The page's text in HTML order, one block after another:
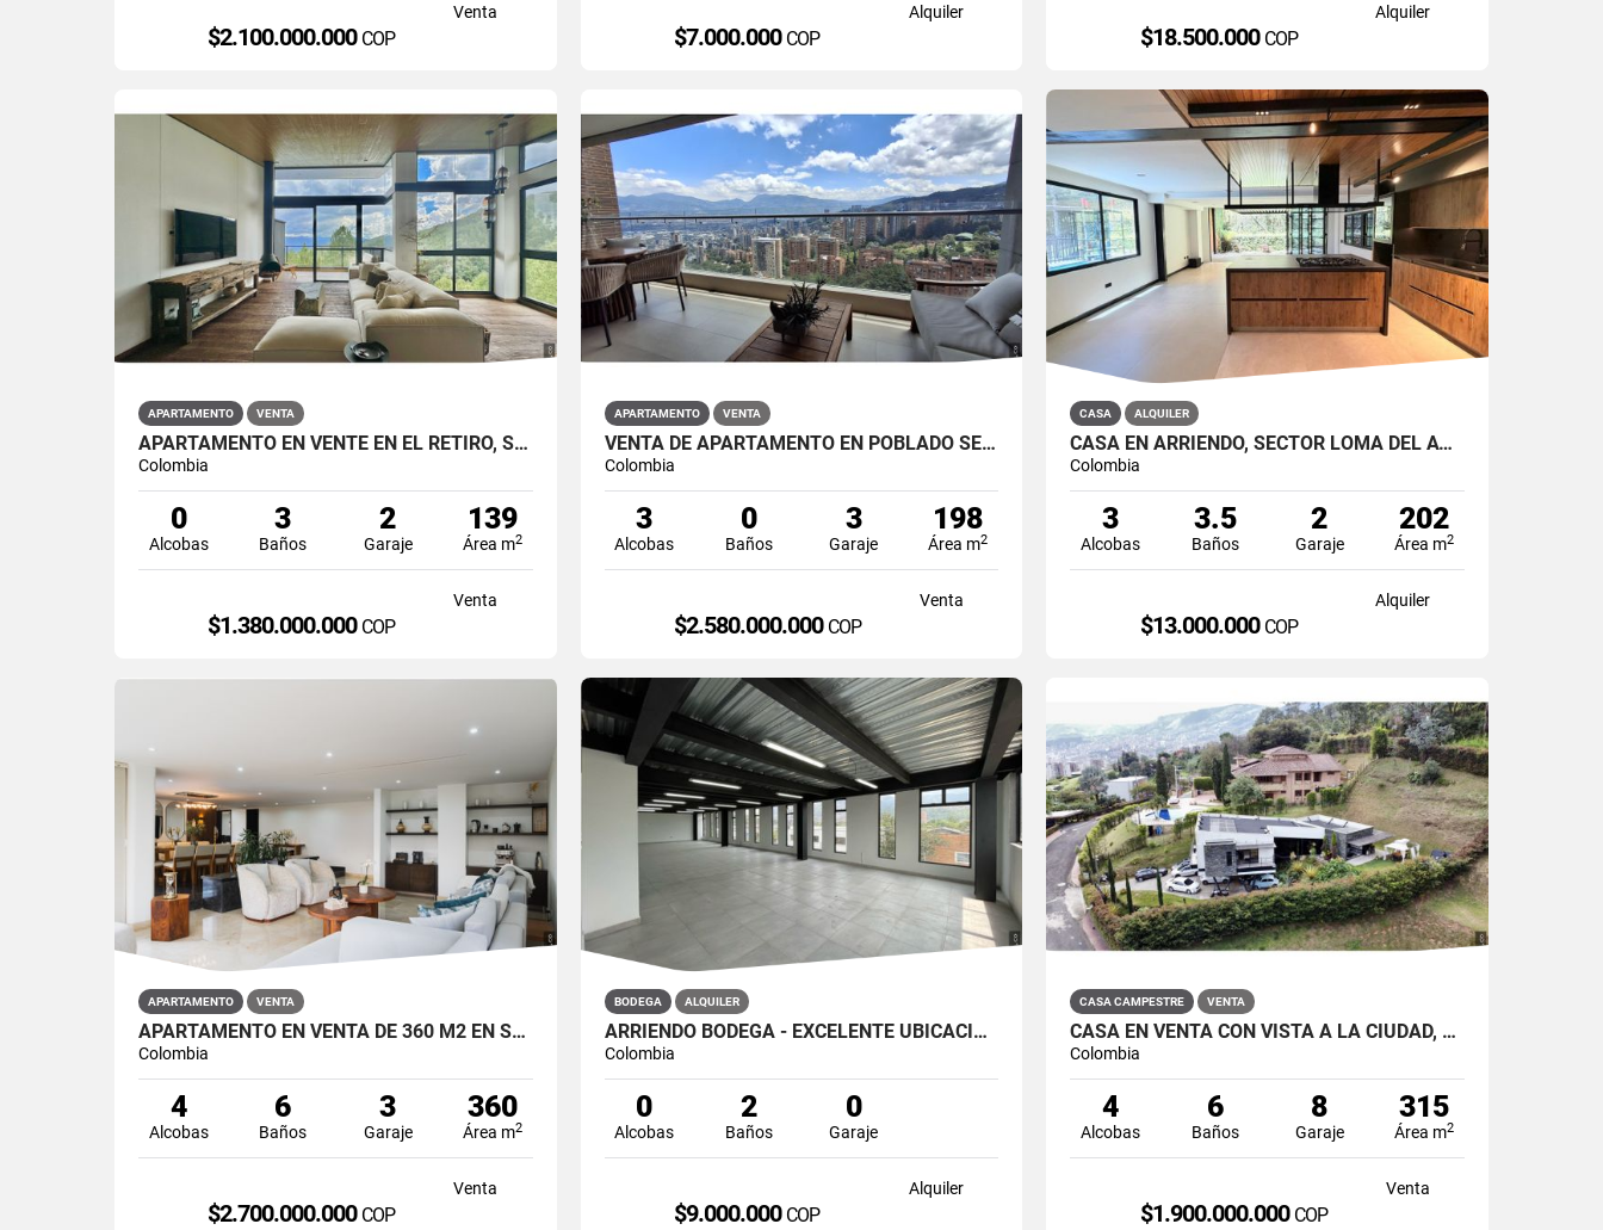
Venta
$2.100.000.000 COP
Alquiler
$7.000.000 COP
Alquiler
$18.500.000 COP
APARTAMENTO VENTA
APARTAMENTO EN VENTE EN EL RETIRO, SECTOR FIZEBAD.
Colombia
0
Alcobas
3
Baños
2
Garaje
139
Área m2
Venta
$1.380.000.000 COP
APARTAMENTO VENTA
VENTA DE APARTAMENTO EN POBLADO SECTOR LA CALERA
Colombia
3
Alcobas
0
Baños
3
Garaje
198
Área m2
Venta
$2.580.000.000 COP
CASA ALQUILER
CASA EN ARRIENDO, SECTOR LOMA DEL ATRAVESADO, ENVIGADO
Colombia
3
Alcobas
3.5
Baños
2
Garaje
202
Área m2
Alquiler
$13.000.000 COP
APARTAMENTO VENTA
APARTAMENTO EN VENTA DE 360 M2 EN SECTOR LOS BALSOS, EL POBLADO.
Colombia
4
Alcobas
6
Baños
3
Garaje
360
Área m2
Venta
$2.700.000.000 COP
BODEGA ALQUILER
ARRIENDO BODEGA - EXCELENTE UBICACION
Colombia
0
Alcobas
2
Baños
0
Garaje
Alquiler
$9.000.000 COP
CASA CAMPESTRE VENTA
CASA EN VENTA CON VISTA A LA CIUDAD, JACCUZI Y SALA DE CINE. SABANETA.
Colombia
4
Alcobas
6
Baños
8
Garaje
315
Área m2
Venta
$1.900.000.000 COP